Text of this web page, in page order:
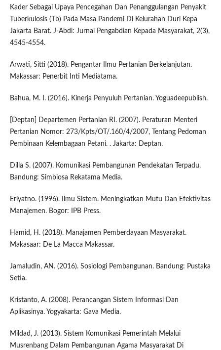
Kader Sebagai Upaya Pencegahan Dan Penanggulangan Penyakit
Tuberkulosis (Tb) Pada Masa Pandemi Di Kelurahan Duri Kepa
Jakarta Barat. J-Abdi: Jurnal Pengabdian Kepada Masyarakat, 2(3),
4545-4554.
Arwati, Sitti (2018). Pengantar Ilmu Pertanian Berkelanjutan.
Makassar: Penerbit Inti Mediatama.
Bahua, M. I. (2016). Kinerja Penyuluh Pertanian. Yoguadeepublish.
[Deptan] Departemen Pertanian RI. (2007). Peraturan Menteri
Pertanian Nomor: 273/Kpts/OT/.160/4/2007, Tentang Pedoman
Pembinaan Kelembagaan Petani. . Jakarta: Deptan.
Dilla S. (2007). Komunikasi Pembangunan Pendekatan Terpadu.
Bandung: Simbiosa Rekatama Media.
Eriyatno. (1996). Ilmu Sistem. Meningkatkan Mutu Dan Efektivitas
Manajemen. Bogor: IPB Press.
Hamid, H. (2018). Manajamen Pemberdayaan Masyarakat.
Makasaar: De La Macca Makassar.
Jamaludin, AN. (2016). Sosiologi Pembangunan. Bandung: Pustaka
Setia.
Kristanto, A. (2008). Perancangan Sistem Informasi Dan
Aplikasinya. Yogyakarta: Gava Media.
Mildad, J. (2013). Sistem Komunikasi Pemerintah Melalui
Musrenbang Dalam Pembangunan Agama Masyarakat Di